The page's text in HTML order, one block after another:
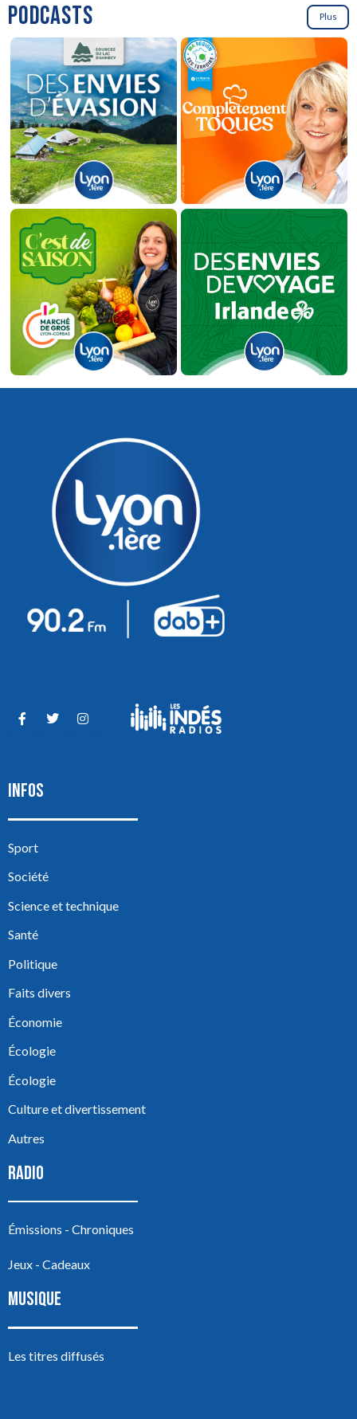
PODCASTS Plus
INFOS
Sport
Société
Science et technique
Santé
Politique
Faits divers
Économie
Écologie
Écologie
Culture et divertissement
Autres
RADIO
Émissions - Chroniques
Jeux - Cadeaux
MUSIQUE
Les titres diffusés